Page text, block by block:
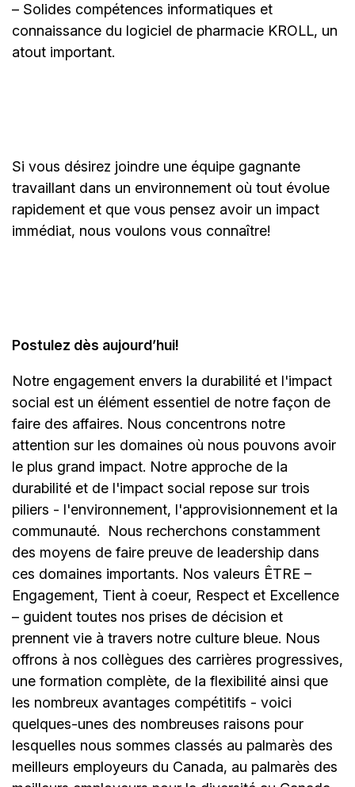
– Solides compétences informatiques et
connaissance du logiciel de pharmacie KROLL, un
atout important.
Si vous désirez joindre une équipe gagnante
travaillant dans un environnement où tout évolue
rapidement et que vous pensez avoir un impact
immédiat, nous voulons vous connaître!
Postulez dès aujourd’hui!
Notre engagement envers la durabilité et l'impact
social est un élément essentiel de notre façon de
faire des affaires. Nous concentrons notre
attention sur les domaines où nous pouvons avoir
le plus grand impact. Notre approche de la
durabilité et de l'impact social repose sur trois
piliers - l'environnement, l'approvisionnement et la
communauté.
Nous recherchons constamment
des moyens de faire preuve de leadership dans
ces domaines importants. Nos valeurs ÊTRE –
Engagement, Tient à coeur, Respect et Excellence
– guident toutes nos prises de décision et
prennent vie à travers notre culture bleue. Nous
offrons à nos collègues des carrières progressives,
une formation complète, de la flexibilité ainsi que
les nombreux avantages compétitifs - voici
quelques-unes des nombreuses raisons pour
lesquelles nous sommes classés au palmarès des
meilleurs employeurs du Canada, au palmarès des